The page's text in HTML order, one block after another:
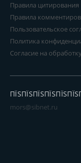
Правила цитирования
Правила
Пользовательское
Политика
Согласие на
mors@sibnet.ru